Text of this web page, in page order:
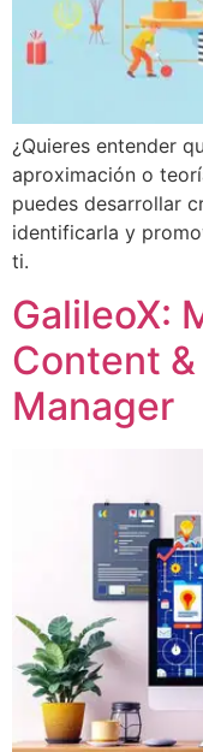
¿Quieres entender
aproximación o
puedes desarrollar
identificarla y
ti.
GalileoX:
Content
Manager